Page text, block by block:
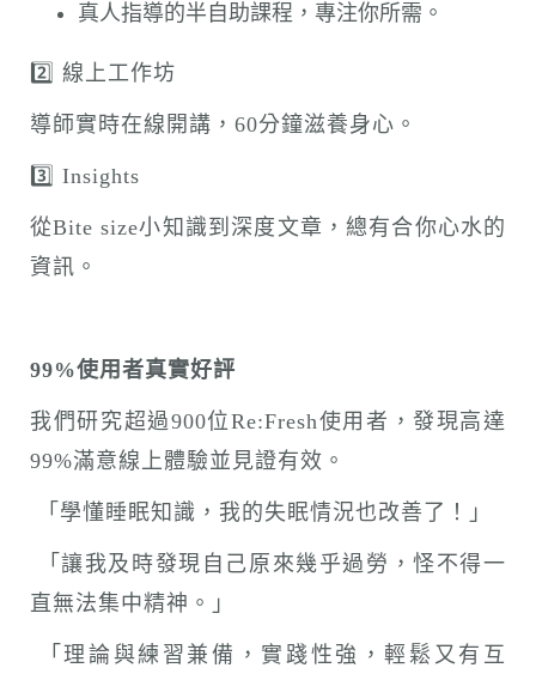
真人指導的半自助課程，專注你所需。
2️⃣ 線上工作坊
導師實時在線開講，60分鐘滋養身心。
3️⃣ Insights
從Bite size小知識到深度文章，總有合你心水的
資訊。
99%使用者真實好評
我們研究超過900位Re:Fresh使用者，發現高達
99%滿意線上體驗並見證有效。
「學懂睡眠知識，我的失眠情況也改善了！」
「讓我及時發現自己原來幾乎過勞，怪不得一
直無法集中精神。」
「理論與練習兼備，實踐性強，輕鬆又有互